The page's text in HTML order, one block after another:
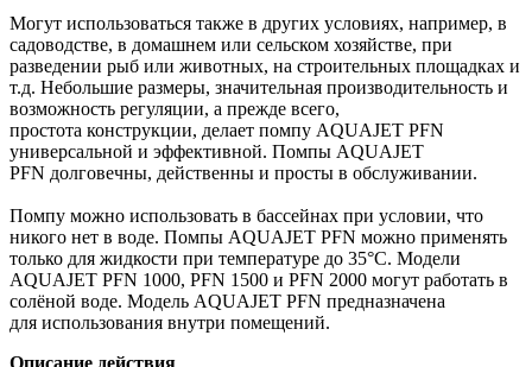
Могут использоваться также в других условиях, например, в
садоводстве, в домашнем или сельском хозяйстве, при
разведении рыб или животных, на строительных площадках и
т.д. Небольшие размеры, значительная производительность и
возможность регуляции, а прежде всего,
простота конструкции, делает помпу AQUAJET PFN
универсальной и эффективной. Помпы AQUAJET
PFN долговечны, действенны и просты в обслуживании.
Помпу можно использовать в бассейнах при условии, что
никого нет в воде. Помпы AQUAJET PFN можно применять
только для жидкости при температуре до 35°C. Модели
AQUAJET PFN 1000, PFN 1500 и PFN 2000 могут работать в
солёной воде. Модель AQUAJET PFN предназначена
для использования внутри помещений.
Описание действия